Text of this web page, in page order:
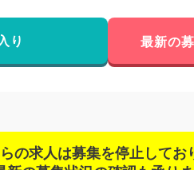
り 最新の
の求人は募集を停止してお